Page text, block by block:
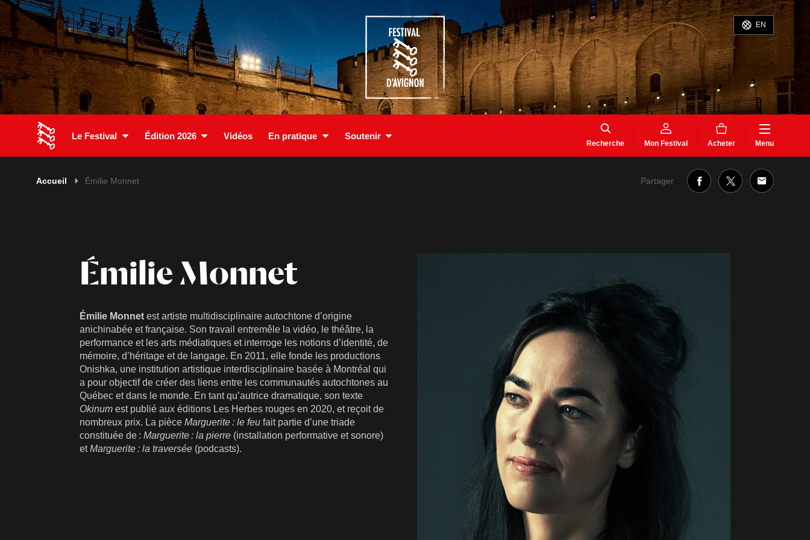
EN
Le Festival Édition 2026 Vidéos En pratique Soutenir
Recherche Mon Festival Acheter Menu
Accueil Émilie Monnet Partager
Émilie Monnet
Émilie Monnet est artiste multidisciplinaire autochtone d’origine
anichinabée et française. Son travail entremêle la vidéo, le théâtre, la
performance et les arts médiatiques et interroge les notions d’identité, de
mémoire, d’héritage et de langage. En 2011, elle fonde les productions
Onishka, une institution artistique interdisciplinaire basée à Montréal qui
a pour objectif de créer des liens entre les communautés autochtones au
Québec et dans le monde. En tant qu’autrice dramatique, son texte
Okinum est publié aux éditions Les Herbes rouges en 2020, et reçoit de
nombreux prix. La pièce Marguerite : le feu fait partie d’une triade
constituée de : Marguerite : la pierre (installation performative et sonore)
etMarguerite : la traversée (podcasts).